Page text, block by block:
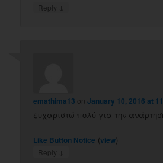
Reply
emathima13 onJanuary 10, 2016 at
ευχαριστώ πολύ για την
Like Button Notice (view)
Reply